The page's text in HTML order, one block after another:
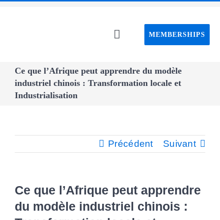
Toggle
MEMBERSHIPS
Ce que l’Afrique peut apprendre du modèle
industriel chinois : Transformation locale et
Industrialisation
Précédent Suivant
Ce que l’Afrique peut apprendre
du modèle industriel chinois :